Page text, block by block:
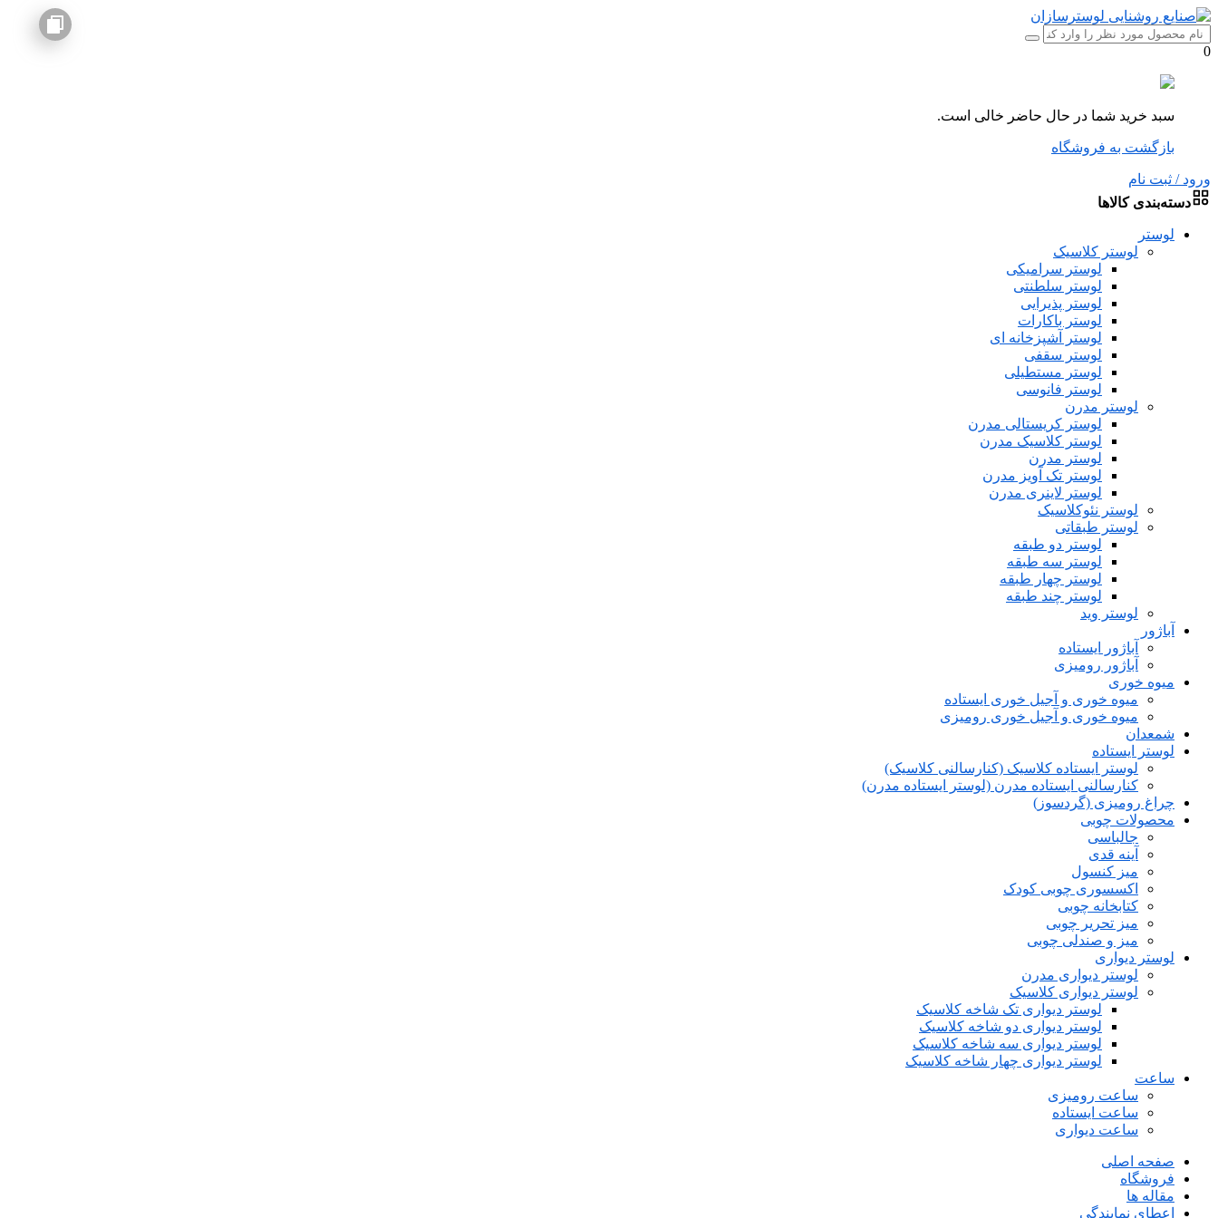
0
سبد خرید شما در حال حاضر خالی است.
بازگشت به فروشگاه
ورود / ثبت نام
دسته‌بندی کالاها
لوستر
لوستر کلاسیک
لوستر سرامیکی
لوستر سلطنتی
لوستر پذیرایی
لوستر باکارات
لوستر آشپزخانه ای
لوستر سقفی
لوستر مستطیلی
لوستر فانوسی
لوستر مدرن
لوستر کریستالی مدرن
لوستر کلاسیک مدرن
لوستر مدرن
لوستر تک آویز مدرن
لوستر لاینری مدرن
لوستر نئوکلاسیک
لوستر طبقاتی
لوستر دو طبقه
لوستر سه طبقه
لوستر چهار طبقه
لوستر چند طبقه
لوستر وید
آباژور
آباژور ایستاده
آباژور رومیزی
میوه خوری
میوه خوری و آجیل خوری ایستاده
میوه خوری و آجیل خوری رومیزی
شمعدان
لوستر ایستاده
لوستر ایستاده کلاسیک (کنارسالنی کلاسیک)
کنارسالنی ایستاده مدرن (لوستر ایستاده مدرن)
چراغ رومیزی (گردسوز)
محصولات چوبی
جالباسی
آینه قدی
میز کنسول
اکسسوری چوبی کودک
کتابخانه چوبی
میز تحریر چوبی
میز و صندلی چوبی
لوستر دیواری
لوستر دیواری مدرن
لوستر دیواری کلاسیک
لوستر دیواری تک شاخه کلاسیک
لوستر دیواری دو شاخه کلاسیک
لوستر دیواری سه شاخه کلاسیک
لوستر دیواری چهار شاخه کلاسیک
ساعت
ساعت رومیزی
ساعت ایستاده
ساعت دیواری
صفحه اصلی
فروشگاه
مقاله ها
اعطای نمایندگی